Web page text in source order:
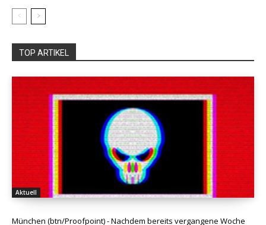
TOP ARTIKEL
Aktuell
München (btn/Proofpoint) - Nachdem bereits vergangene Woche